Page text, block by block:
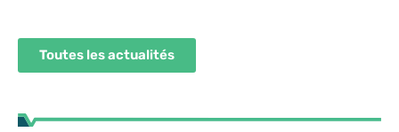
Toutes les actualités